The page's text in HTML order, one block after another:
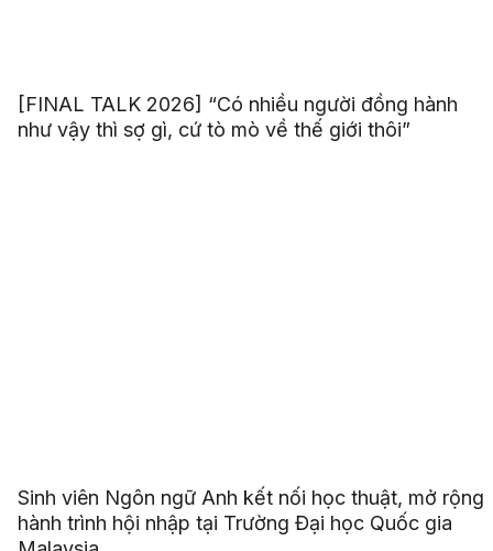
[FINAL TALK 2026] “Có nhiều người đồng hành
như vậy thì sợ gì, cứ tò mò về thế giới thôi”
Sinh viên Ngôn ngữ Anh kết nối học thuật, mở rộng
hành trình hội nhập tại Trường Đại học Quốc gia